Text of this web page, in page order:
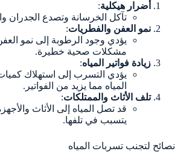
أضرار هيكلية:
تآكل الخرسانة وتصدع الجدران
نمو العفن والفطريات:
يؤدي وجود الرطوبة إلى نمو
مشكلات صحية خطيرة.
زيادة فواتير المياه:
يؤدي التسرب إلى استهلاك
المياه مما يزيد من الفواتير.
تلف الأثاث والممتلكات:
قد تصل المياه إلى الأثاث
يتسبب في تلفها.
نصائح لتجنب تسربات المياه